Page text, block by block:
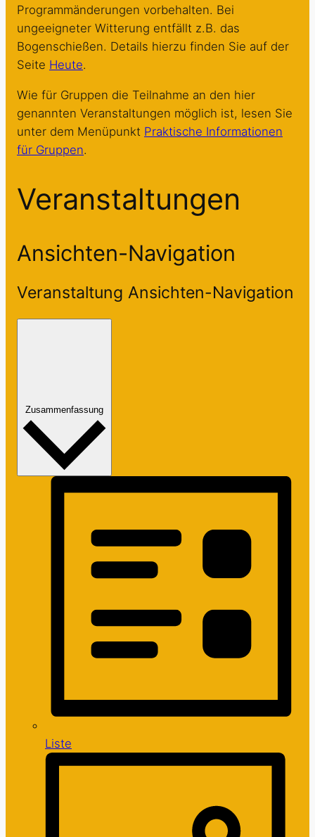
Programmänderungen vorbehalten. Bei
ungeeigneter Witterung entfällt z.B. das
Bogenschießen. Details hierzu finden Sie auf der
Seite Heute.
Wie für Gruppen die Teilnahme an den hier
genannten Veranstaltungen möglich ist, lesen Sie
unter dem Menüpunkt Praktische Informationen
für Gruppen.
Veranstaltungen
Ansichten-Navigation
Veranstaltung Ansichten-Navigation
Zusammenfassung
Liste